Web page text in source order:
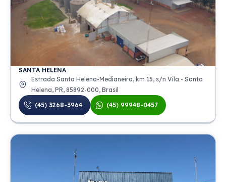
SANTA HELENA
Estrada Santa Helena-Medianeira, km 15, s/n Vila - Santa
Helena, PR, 85892-000, Brasil
(45) 3268-3964
(45) 99948-0457